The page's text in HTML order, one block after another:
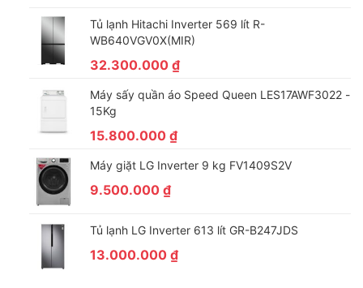
Tủ lạnh Hitachi Inverter 569 lít R-
WB640VGV0X(MIR)
32.300.000 ₫
Máy sấy quần áo Speed Queen LES17AWF3022 -
15Kg
15.800.000 ₫
Máy giặt LG Inverter 9 kg FV1409S2V
9.500.000 ₫
Tủ lạnh LG Inverter 613 lít GR-B247JDS
13.000.000 ₫